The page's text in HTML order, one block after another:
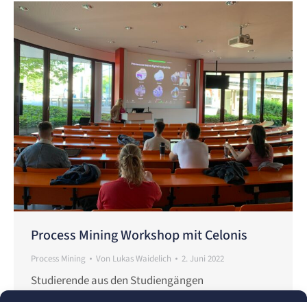
Process Mining Workshop mit Celonis
Process Mining Von Lukas Waidelich 2. Juni 2022
Studierende aus den Studiengängen